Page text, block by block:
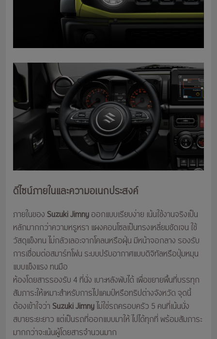
ดีไซน์ภายในและความอเนกประสงค์
ภายในของSuzuki Jimnyออกแบบเรียบง่าย เน้นใช้งานจริงเป็น
หลักมากกว่าความหรูหรา แผงคอนโซลเป็นทรงเหลี่ยมชัดเจน ใช้
วัสดุแข็งทน ไม่กลัวเลอะจากโคลนหรือฝุ่น มีหน้าจอกลาง รองรับ
การเชื่อมต่อสมาร์ทโฟน ระบบปรับอากาศแบบดิจิทัลหรือปุ่มหมุน
แบบแข็งแรง ทนมือ
ห้องโดยสารรองรับ 4 ที่นั่ง เบาะหลังพับได้ เพื่อขยายพื้นที่บรรทุก
สัมภาระให้เหมาะสำหรับการไปแคมป์หรือทริปต่างจังหวัด จุดนี้
ต้องเข้าใจว่าSuzuki Jimnyไม่ใช่รถครอบครัว 5 คนที่เน้นนั่ง
สบายระยะยาว แต่เป็นรถที่ออกแบบมาให้ ไปได้ทุกที่ พร้อมสัมภาระ
มากกว่าจะเน้นผู้โดยสารจำนวนมาก